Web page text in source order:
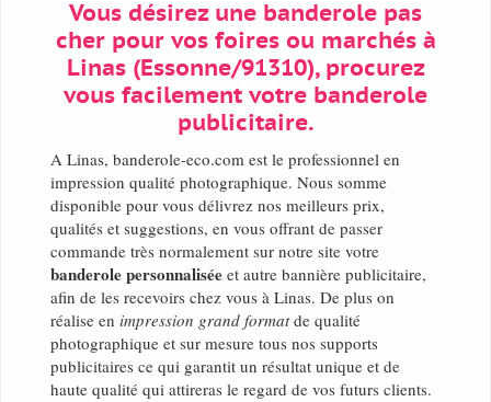
Vous désirez une banderole pas
cher pour vos foires ou marchés à
Linas (Essonne/91310), procurez
vous facilement votre banderole
publicitaire.
A Linas, banderole-eco.com est le professionnel en
impression qualité photographique. Nous somme
disponible pour vous délivrez nos meilleurs prix,
qualités et suggestions, en vous offrant de passer
commande très normalement sur notre site votre
banderole personnalisée et autre bannière publicitaire,
afin de les recevoirs chez vous à Linas. De plus on
réalise en impression grand formatde qualité
photographique et sur mesure tous nos supports
publicitaires ce qui garantit un résultat unique et de
haute qualité qui attireras le regard de vos futurs clients.